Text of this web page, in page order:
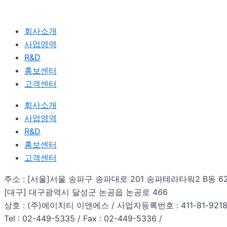
회사소개
사업영역
R&D
홍보센터
고객센터
회사소개
사업영역
R&D
홍보센터
고객센터
주소 : [서울]서울 송파구 송파대로 201 송파테라타워2 B동
[대구] 대구광역시 달성군 논공읍 논공로 466
상호 : (주)에이치티 이앤에스 / 사업자등록번호 : 411-81-
Tel : 02-449-5335 / Fax : 02-449-5336 /